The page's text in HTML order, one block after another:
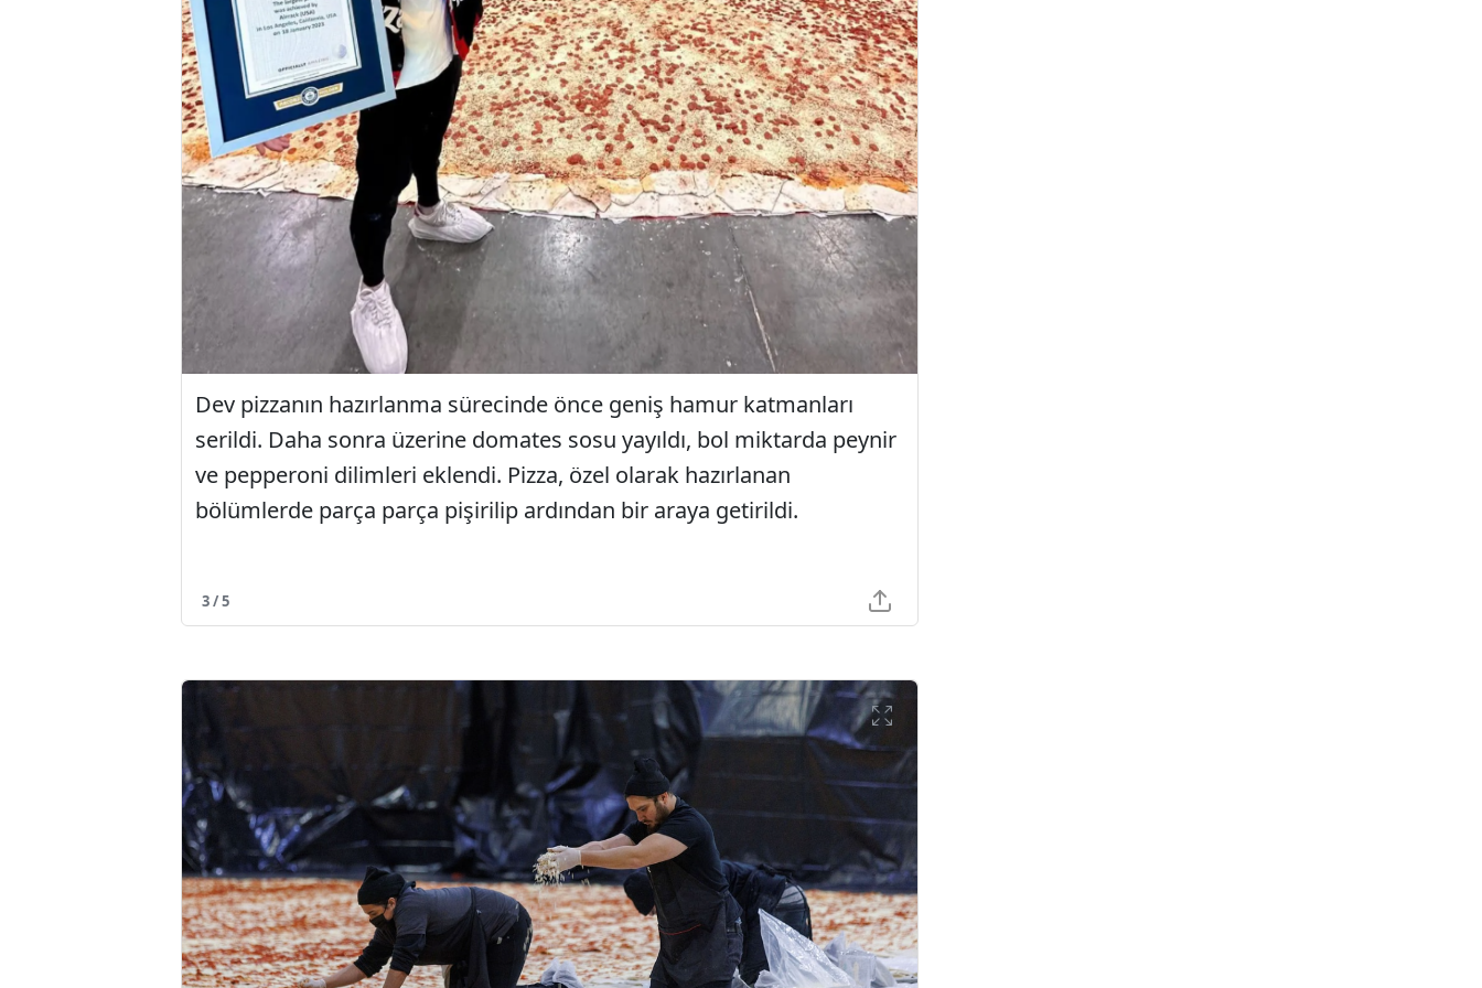
Dev pizzanın hazırlanma sürecinde önce geniş hamur katmanları
serildi. Daha sonra üzerine domates sosu yayıldı, bol miktarda peynir
ve pepperoni dilimleri eklendi. Pizza, özel olarak hazırlanan
bölümlerde parça parça pişirilip ardından bir araya getirildi.
3 / 5